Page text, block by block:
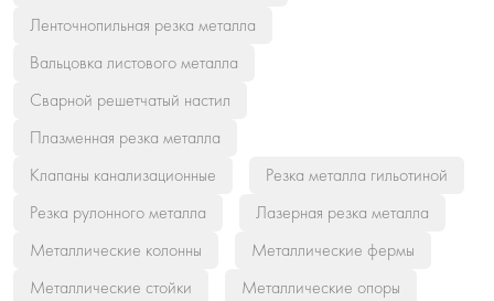
Ленточнопильная резка металла
Вальцовка листового металла
Сварной решетчатый настил
Плазменная резка металла
Клапаны канализационные
Резка металла гильотиной
Резка рулонного металла
Лазерная резка металла
Металлические колонны
Металлические фермы
Металлические стойки
Металлические опоры